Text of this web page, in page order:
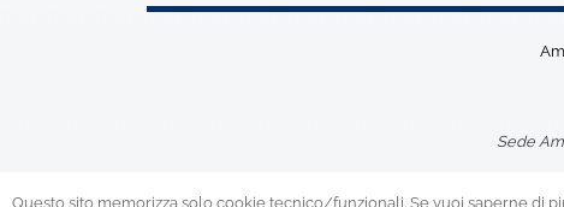
Sede
Questo sito memorizza solo cookie tecnico/funzionali. Se vuoi saperne di